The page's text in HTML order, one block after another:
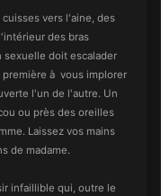
vers l'aine, des
des bras
sexuelle doit escalader
première à vous implorer
l'un de l'autre. Un
ou près des oreilles
Laissez vos mains
de madame.
infaillible qui, outre le